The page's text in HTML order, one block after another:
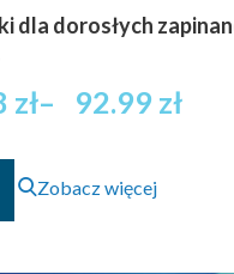
dla dorosłych
zł– 92.99 zł
Zakres
7.18 zł
Ten
produkt
Zobacz więcej